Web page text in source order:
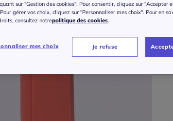
36
38
sur "Gestion des cookies". Pour consentir, cliquez sur "Accepter
gérer vos choix, cliquez sur "Personnaliser mes choix". Pour en
consultez notrepolitique des cookies.
mes choix Je refuse